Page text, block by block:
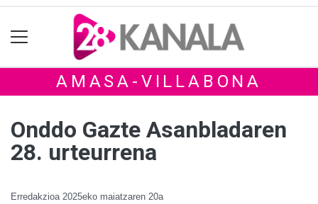
AMASA-VILLABONA
Onddo Gazte Asanbladaren
28. urteurrena
Erredakzioa 2025eko maiatzaren 20a